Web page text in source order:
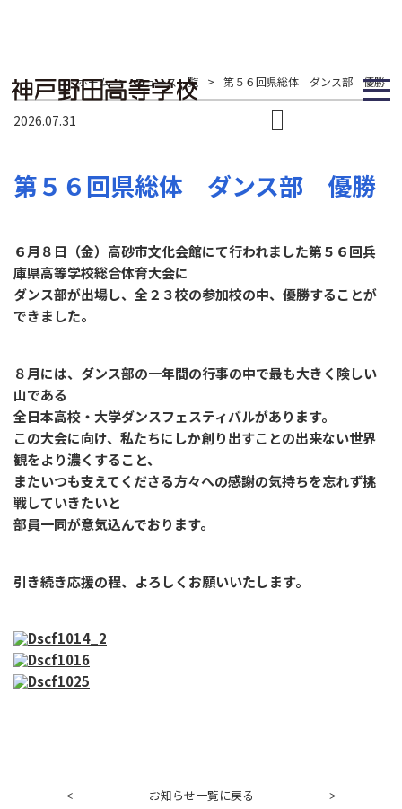
ホーム > ニュース一覧 > 第５６回県総体 ダンス部 優勝
2026.07.31
第５６回県総体 ダンス部 優勝
６月８日（金）高砂市文化会館にて行われました第５６回兵
庫県高等学校総合体育大会に
ダンス部が出場し、全２３校の参加校の中、優勝することが
できました。
８月には、ダンス部の一年間の行事の中で最も大きく険しい
山である
全日本高校・大学ダンスフェスティバルがあります。
この大会に向け、私たちにしか創り出すことの出来ない世界
観をより濃くすること、
またいつも支えてくださる方々への感謝の気持ちを忘れず挑
戦していきたいと
部員一同が意気込んでおります。
引き続き応援の程、よろしくお願いいたします。
< お知らせ一覧に戻る >